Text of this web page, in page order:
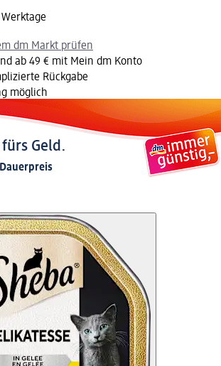
dm Markt prüfen
ab 49 € mit Mein dm Konto
Rückgabe
möglich
Geld.